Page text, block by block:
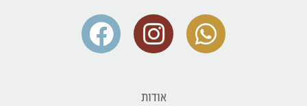
אודות